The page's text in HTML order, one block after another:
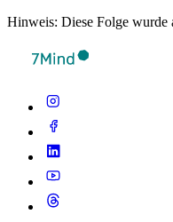
Hinweis: Diese Folge wurde